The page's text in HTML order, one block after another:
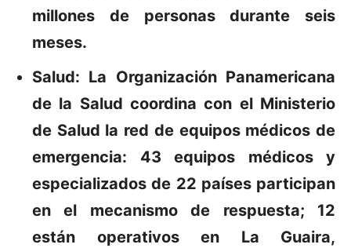
millones de personas durante seis
meses.
Salud: La Organización Panamericana
de la Salud coordina con el Ministerio
de Salud la red de equipos médicos de
emergencia: 43 equipos médicos y
especializados de 22 países participan
en el mecanismo de respuesta; 12
están operativos en La Guaira,